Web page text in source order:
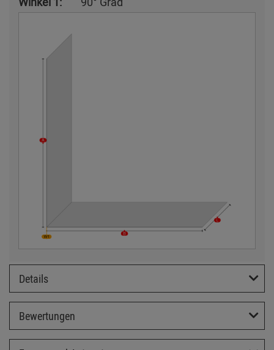
Details
Bewertungen